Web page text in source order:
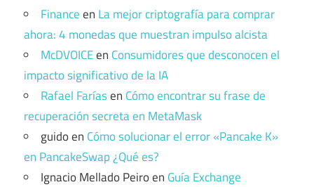
Financeen La mejor criptografía para comprar
ahora: 4 monedas que muestran impulso alcista
McDVOICEen Consumidores que desconocen el
impacto significativo de la IA
Rafael Faríasen Cómo encontrar su frase de
recuperación secreta en MetaMask
guidoen Cómo solucionar el error «Pancake K»
en PancakeSwap ¿Qué es?
Ignacio Mellado Peiroen Guía Exchange